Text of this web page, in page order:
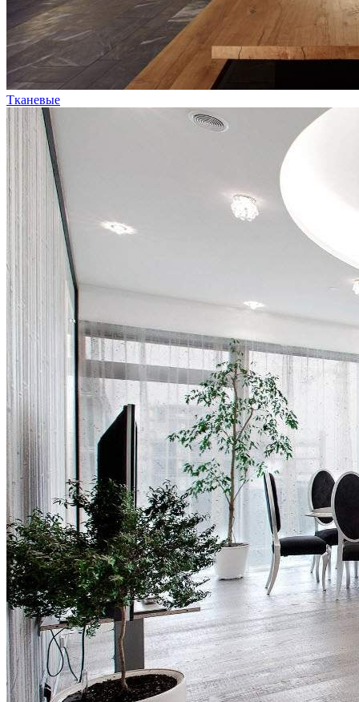
Тканевые